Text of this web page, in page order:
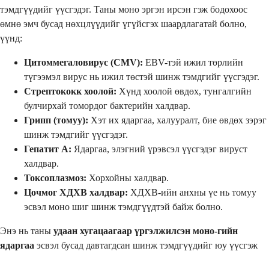
тэмдгүүдийг үүсгэдэг. Таны моно эргэн ирсэн гэж бодохоос
өмнө эмч бусад нөхцлүүдийг үгүйсгэх шаардлагатай болно,
үүнд:
Цитоммегаловирус (CMV): EBV-тэй ижил төрлийн
түгээмэл вирус нь ижил төстэй шинж тэмдгийг үүсгэдэг.
Стрептококк хоолой: Хүнд хоолой өвдөх, тунгалгийн
булчирхай томордог бактерийн халдвар.
Грипп (томуу): Хэт их ядаргаа, халууралт, бие өвдөх зэрэг
шинж тэмдгийг үүсгэдэг.
Гепатит А: Ядаргаа, элэгний үрэвсэл үүсгэдэг вируст
халдвар.
Токсоплазмоз: Хорхойны халдвар.
Цочмог ХДХВ халдвар: ХДХВ-ийн анхны үе нь томуу
эсвэл моно шиг шинж тэмдгүүдтэй байж болно.
Энэ нь таны удаан хугацаагаар үргэлжилсэн моно-гийн
ядаргаа эсвэл бусад давтагдсан шинж тэмдгүүдийг юу үүсгэж